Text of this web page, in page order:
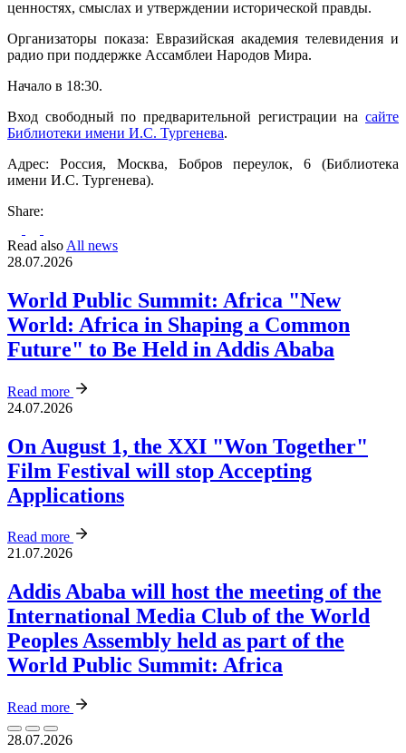
ценностях, смыслах и утверждении исторической правды.
Организаторы показа: Евразийская академия телевидения и
радио при поддержке Ассамблеи Народов Мира.
Начало в 18:30.
Вход свободный по предварительной регистрации на сайте
Библиотеки имени И.С. Тургенева.
Адрес: Россия, Москва, Бобров переулок, 6 (Библиотека
имени И.С. Тургенева).
Share:
Read also All news
28.07.2026
World Public Summit: Africa "New
World: Africa in Shaping a Common
Future" to Be Held in Addis Ababa
Read more
24.07.2026
On August 1, the XXI "Won Together"
Film Festival will stop Accepting
Applications
Read more
21.07.2026
Addis Ababa will host the meeting of the
International Media Club of the World
Peoples Assembly held as part of the
World Public Summit: Africa
Read more
28.07.2026